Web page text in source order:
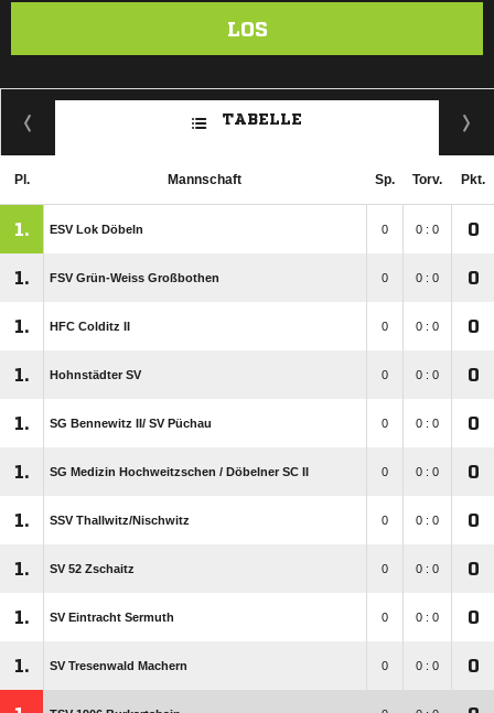
LOS
TABELLE
Pl. Mannschaft Sp. Torv. Pkt.
1. ESV Lok Döbeln 0 0 : 0 0
1. FSV Grün-Weiss Großbothen 0 0 : 0 0
1. HFC Colditz II 0 0 : 0 0
1. Hohnstädter SV 0 0 : 0 0
1. SG Bennewitz II/​ SV Püchau 0 0 : 0 0
1. SG Medizin Hochweitzschen /​ Döbelner SC II 0 0 : 0 0
1. SSV Thallwitz/​Nischwitz 0 0 : 0 0
1. SV 52 Zschaitz 0 0 : 0 0
1. SV Eintracht Sermuth 0 0 : 0 0
1. SV Tresenwald Machern 0 0 : 0 0